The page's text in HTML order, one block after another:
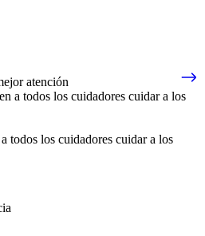
atención
todos los cuidadores cuidar a los